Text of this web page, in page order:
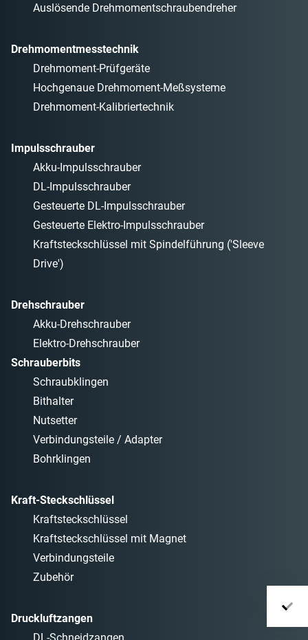
Auslösende Drehmomentschraubendreher
Drehmomentmesstechnik
Drehmoment-Prüfgeräte
Hochgenaue Drehmoment-Meßsysteme
Drehmoment-Kalibriertechnik
Impulsschrauber
Akku-Impulsschrauber
DL-Impulsschrauber
Gesteuerte DL-Impulsschrauber
Gesteuerte Elektro-Impulsschrauber
Kraftsteckschlüssel mit Spindelführung ('Sleeve
Drive')
Drehschrauber
Akku-Drehschrauber
Elektro-Drehschrauber
Schrauberbits
Schraubklingen
Bithalter
Nutsetter
Verbindungsteile / Adapter
Bohrklingen
Kraft-Steckschlüssel
Kraftsteckschlüssel
Kraftsteckschlüssel mit Magnet
Verbindungsteile
Zubehör
Druckluftzangen